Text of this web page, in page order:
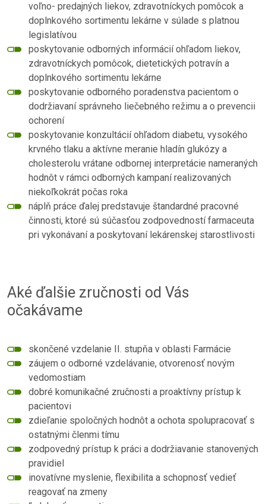
voľno- predajných liekov, zdravotníckych pomôcok a
doplnkového sortimentu lekárne v súlade s platnou
legislatívou
poskytovanie odborných informácií ohľadom liekov,
zdravotníckych pomôcok, dietetických potravín a
doplnkového sortimentu lekárne
poskytovanie odborného poradenstva pacientom o
dodržiavaní správneho liečebného režimu a o prevencii
ochorení
poskytovanie konzultácií ohľadom diabetu, vysokého
krvného tlaku a aktívne meranie hladín glukózy a
cholesterolu vrátane odbornej interpretácie nameraných
hodnôt v rámci odborných kampaní realizovaných
niekoľkokrát počas roka
náplň práce ďalej predstavuje štandardné pracovné
činnosti, ktoré sú súčasťou zodpovedností farmaceuta
pri vykonávaní a poskytovaní lekárenskej starostlivosti
Aké ďalšie zručnosti od Vás
očakávame
skončené vzdelanie II. stupňa v oblasti Farmácie
záujem o odborné vzdelávanie, otvorenosť novým
vedomostiam
dobré komunikačné zručnosti a proaktívny prístup k
pacientovi
zdieľanie spoločných hodnôt a ochota spolupracovať s
ostatnými členmi tímu
zodpovedný prístup k práci a dodržiavanie stanovených
pravidiel
inovatívne myslenie, flexibilita a schopnosť vedieť
reagovať na zmeny